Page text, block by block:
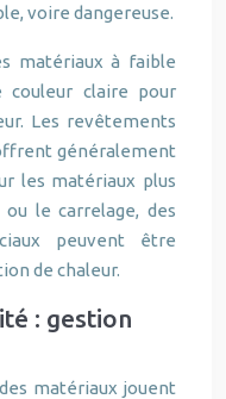
voire dangereuse.
matériaux à faible
couleur claire pour
Les revêtements
généralement
les matériaux plus
le carrelage, des
peuvent être
de chaleur.
: gestion
matériaux jouent